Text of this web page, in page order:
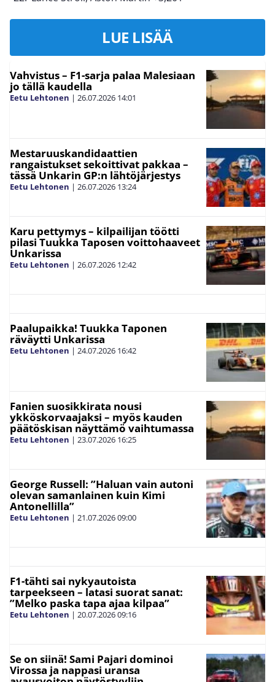
LUE LISÄÄ
Vahvistus – F1-sarja palaa Malesiaan
jo tällä kaudella
Eetu Lehtonen | 26.07.2026 14:01
Mestaruuskandidaattien
rangaistukset sekoittivat pakkaa –
tässä Unkarin GP:n lähtöjärjestys
Eetu Lehtonen | 26.07.2026 13:24
Karu pettymys – kilpailijan töötti
pilasi Tuukka Taposen voittohaaveet
Unkarissa
Eetu Lehtonen | 26.07.2026 12:42
Paalupaikka! Tuukka Taponen
räväytti Unkarissa
Eetu Lehtonen | 24.07.2026 16:42
Fanien suosikkirata nousi
ykköskorvaajaksi – myös kauden
päätöskisan näyttämö vaihtumassa
Eetu Lehtonen | 23.07.2026 16:25
George Russell: ”Haluan vain autoni
olevan samanlainen kuin Kimi
Antonellilla”
Eetu Lehtonen | 21.07.202609:00
F1-tähti sai nykyautoista
tarpeekseen – latasi suorat sanat:
”Melko paska tapa ajaa kilpaa”
Eetu Lehtonen | 20.07.202609:16
Se on siinä! Sami Pajari dominoi
Virossa ja nappasi uransa